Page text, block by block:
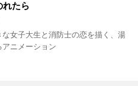
れたら
女子大生と消防士の恋を描く、湯
ニメーション